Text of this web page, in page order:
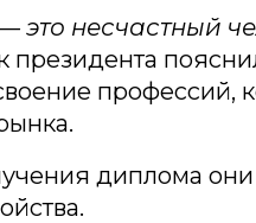
это несчастный
профессий,
диплома они